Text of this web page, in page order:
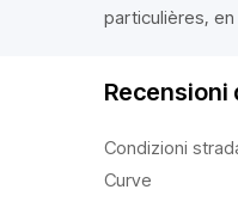
particulières,
Condizioni
Curve